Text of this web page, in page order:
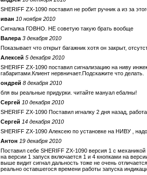
SHERIFF ZX-1090 поставил не робит ручник а из за
иван 10 ноября 2010
Сигналка ГОВНО. НЕ советую такую брать вообще
Валера 3 декабря 2010
Показывает что открыт багажник хотя он закрыт,
Алексей 5 декабря 2010
SHERIFF ZX-1090 поставил сигнализацию на ниву
габаритами.Клиент нервничает.Подскажите что делать.
ондрей 8 декабря 2010
бля вы реальные придурки. читайте мануал ебалны!
Сергей 10 декабря 2010
SHERIFF ZX-1090 Поставил игналку 2 дня назад,
Сергей 14 декабря 2010
SHERIFF ZX-1090 Алексею по установке на НИВУ ,
Антон 19 декабря 2010
Поставил себе SHERIFF ZX-1090 версия 1 с
на версии 1 запуск включается 1 и 4 кнопками на
выше видит сигнал дальность тоже не очень
реально оставшегося времени работы запуска